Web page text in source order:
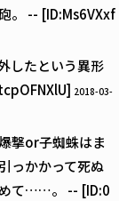
。 -- [ID:Ms6VXxf
したという異形
2018-03-
撃or子蜘蛛はま
っかかって死ぬ
めて……。 -- [ID:0